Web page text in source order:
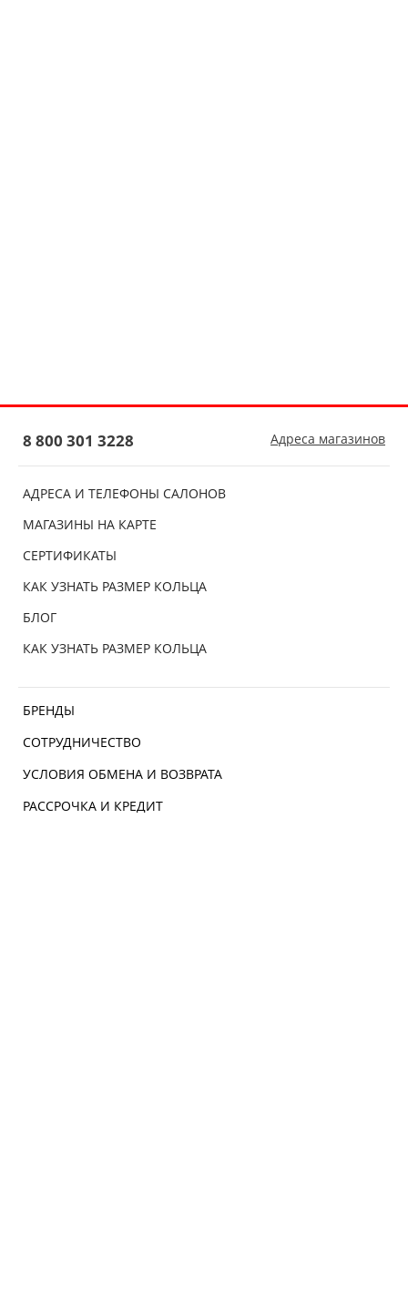
АДРЕСА И ТЕЛЕФОНЫ САЛОНОВ
МАГАЗИНЫ НА КАРТЕ
СЕРТИФИКАТЫ
КАК УЗНАТЬ РАЗМЕР КОЛЬЦА
БЛОГ
КАК УЗНАТЬ РАЗМЕР КОЛЬЦА
БРЕНДЫ
СОТРУДНИЧЕСТВО
УСЛОВИЯ ОБМЕНА И ВОЗВРАТА
РАССРОЧКА И КРЕДИТ
8 800 301 3228 Адреса магазинов